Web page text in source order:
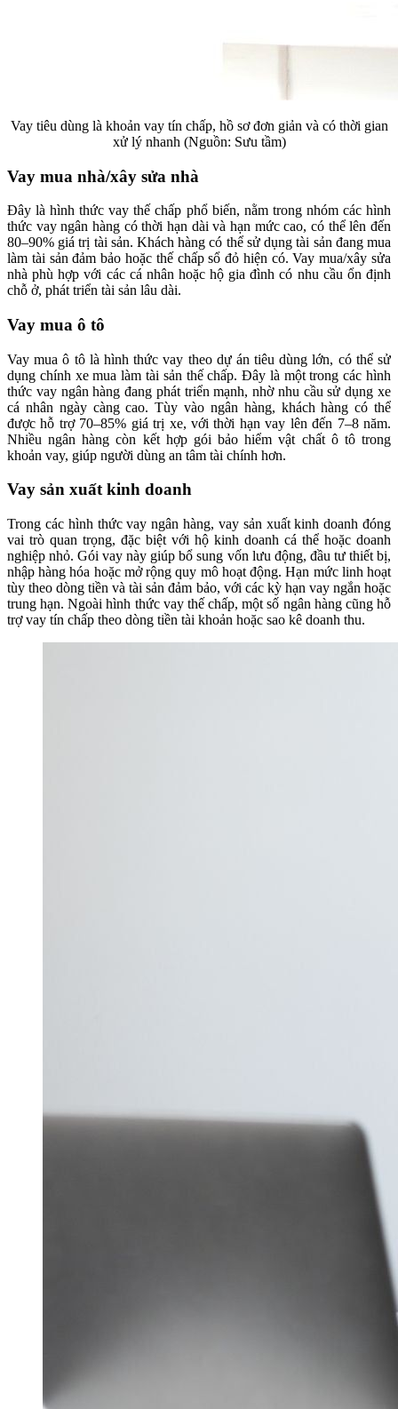
Vay tiêu dùng là khoản vay tín chấp, hồ sơ đơn giản và có thời gian
xử lý nhanh (Nguồn: Sưu tầm)
Vay mua nhà/xây sửa nhà
Đây là hình thức vay thế chấp phổ biến, nằm trong nhóm các hình
thức vay ngân hàng có thời hạn dài và hạn mức cao, có thể lên đến
80–90% giá trị tài sản. Khách hàng có thể sử dụng tài sản đang mua
làm tài sản đảm bảo hoặc thế chấp sổ đỏ hiện có. Vay mua/xây sửa
nhà phù hợp với các cá nhân hoặc hộ gia đình có nhu cầu ổn định
chỗ ở, phát triển tài sản lâu dài.
Vay mua ô tô
Vay mua ô tô là hình thức vay theo dự án tiêu dùng lớn, có thể sử
dụng chính xe mua làm tài sản thế chấp. Đây là một trong các hình
thức vay ngân hàng đang phát triển mạnh, nhờ nhu cầu sử dụng xe
cá nhân ngày càng cao. Tùy vào ngân hàng, khách hàng có thể
được hỗ trợ 70–85% giá trị xe, với thời hạn vay lên đến 7–8 năm.
Nhiều ngân hàng còn kết hợp gói bảo hiểm vật chất ô tô trong
khoản vay, giúp người dùng an tâm tài chính hơn.
Vay sản xuất kinh doanh
Trong các hình thức vay ngân hàng, vay sản xuất kinh doanh đóng
vai trò quan trọng, đặc biệt với hộ kinh doanh cá thể hoặc doanh
nghiệp nhỏ. Gói vay này giúp bổ sung vốn lưu động, đầu tư thiết bị,
nhập hàng hóa hoặc mở rộng quy mô hoạt động. Hạn mức linh hoạt
tùy theo dòng tiền và tài sản đảm bảo, với các kỳ hạn vay ngắn hoặc
trung hạn. Ngoài hình thức vay thế chấp, một số ngân hàng cũng hỗ
trợ vay tín chấp theo dòng tiền tài khoản hoặc sao kê doanh thu.